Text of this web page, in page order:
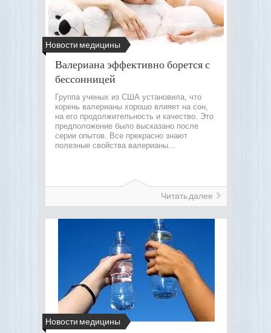
Новости медицины
Валериана эффективно борется с
бессонницей
Группа ученых из США установила, что
корень валерианы хорошо влияет на сон,
на его продолжительность и качество. Это
предположение было высказано после
серии опытов. Все прекрасно знают
полезные свойства валерианы...
Читать далее
Новости медицины